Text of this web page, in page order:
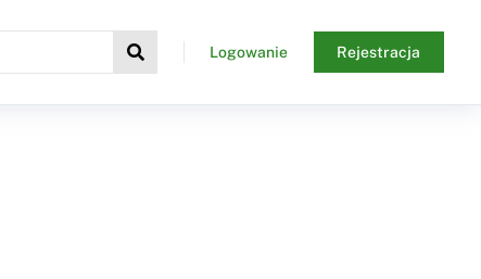
Logowanie Rejestracja